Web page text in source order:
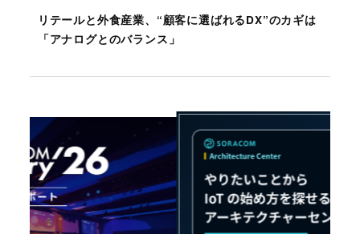
リテールと外食産業、“顧客に選ばれるDX”のカギは
「アナログとのバランス」